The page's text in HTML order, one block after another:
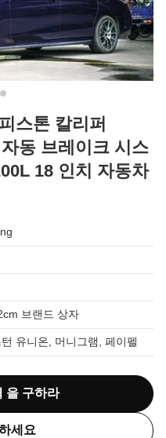
스톤 칼리퍼
동 브레이크 시스
18 인치 자동차
브랜드 상자
유니온, 머니그램, 페이펠
을 구하라
세요